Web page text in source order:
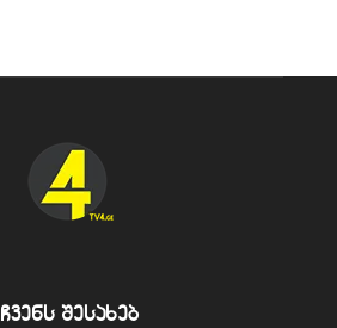
ჩვენს შესახებ